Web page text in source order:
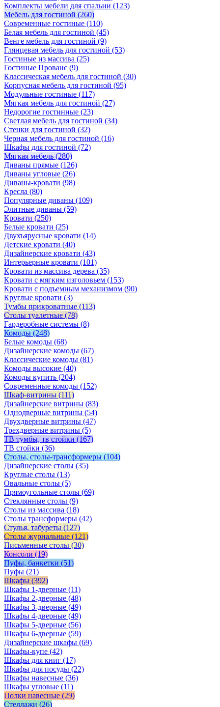
Комплекты мебели для спальни (123)
Мебель для гостиной (260)
Современные гостиные (110)
Белая мебель для гостиной (45)
Венге мебель для гостиной (9)
Глянцевая мебель для гостиной (53)
Гостиные из массива (25)
Гостиные Прованс (9)
Классическая мебель для гостиной (30)
Корпусная мебель для гостиной (95)
Модульные гостиные (117)
Мягкая мебель для гостиной (27)
Недорогие гостинные (23)
Светлая мебель для гостиной (34)
Стенки для гостиной (32)
Черная мебель для гостиной (16)
Шкафы для гостиной (72)
Мягкая мебель (280)
Диваны прямые (126)
Диваны угловые (26)
Диваны-кровати (98)
Кресла (80)
Популярные диваны (109)
Элитные диваны (59)
Кровати (250)
Белые кровати (25)
Двухъярусные кровати (14)
Детские кровати (40)
Дизайнерские кровати (43)
Интерьерные кровати (101)
Кровати из массива дерева (35)
Кровати с мягким изголовьем (153)
Кровати с подъемным механизмом (90)
Круглые кровати (3)
Тумбы прикроватные (113)
Столы туалетные (78)
Гардеробные системы (8)
Комоды (248)
Белые комоды (68)
Дизайнерские комоды (67)
Классические комоды (81)
Комоды высокие (40)
Комоды купить (204)
Современные комоды (152)
Шкаф-витрины (111)
Дизайнерские витрины (83)
Однодверные витрины (54)
Двухдверные витрины (47)
Трехдверные витрины (5)
ТВ тумбы, тв стойки (167)
ТВ стойки (36)
Столы, столы-трансформеры (104)
Дизайнерские столы (35)
Круглые столы (13)
Овальные столы (5)
Прямоугольные столы (69)
Стеклянные столы (9)
Столы из массива (18)
Столы трансформеры (42)
Стулья, табуреты (127)
Столы журнальные (121)
Письменные столы (30)
Консоли (19)
Пуфы, банкетки (51)
Пуфы (21)
Шкафы (392)
Шкафы 1-дверные (11)
Шкафы 2-дверные (48)
Шкафы 3-дверные (49)
Шкафы 4-дверные (49)
Шкафы 5-дверные (56)
Шкафы 6-дверные (59)
Дизайнерские шкафы (69)
Шкафы-купе (42)
Шкафы для книг (17)
Шкафы для посуды (22)
Шкафы навесные (36)
Шкафы угловые (11)
Полки навесные (29)
Стеллажи (26)